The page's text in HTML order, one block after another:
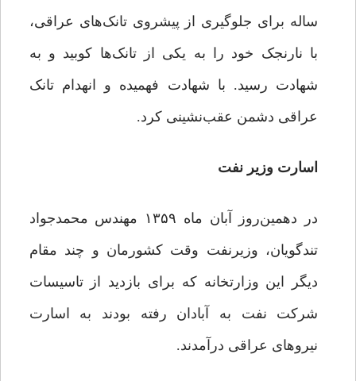
ساله برای جلوگیری از پیشروی تانک‌های عراقی،
با نارنجک خود را به یکی‌ از تانک‌ها کوبید و به
شهادت رسید. با شهادت فهمیده و انهدام تانک
عراقی دشمن عقب‌نشینی کرد.
اسارت وزیر نفت
در دهمین‌روز آبان ماه ۱۳۵۹ مهندس محمد‌جواد
تندگویان، وزیرنفت وقت کشورمان و چند مقام
دیگر این وزارتخانه که برای بازدید از تاسیسات
شرکت نفت به آبادان رفته بودند به اسارت
نیروهای عراقی درآمدند.